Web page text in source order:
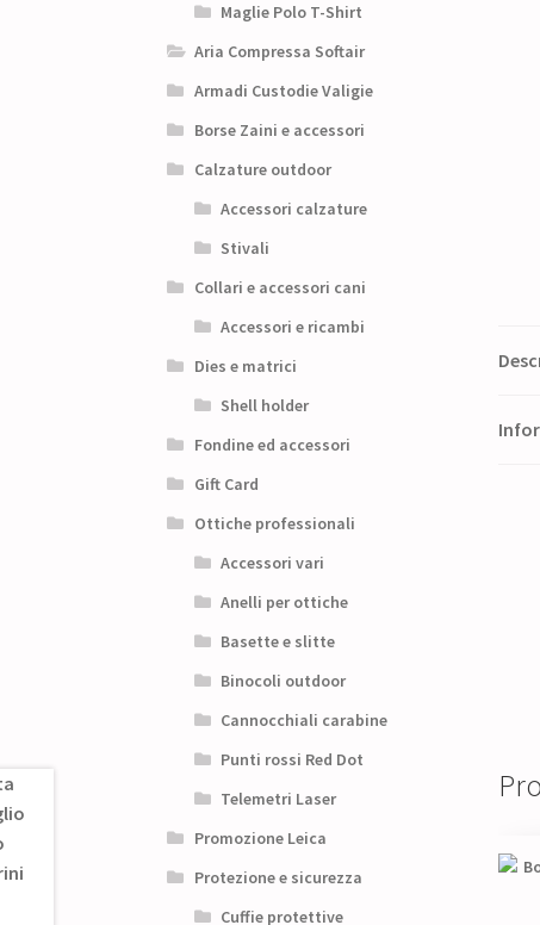
Maglie Polo T-Shirt
Aria Compressa Softair
Armadi Custodie Valigie
Borse Zaini e accessori
Calzature outdoor
Accessori calzature
Stivali
Collari e accessori cani
Accessori e ricambi
Dies e matrici
Shell holder
Fondine ed accessori
Gift Card
Ottiche professionali
Accessori vari
Anelli per ottiche
Basette e slitte
Binocoli outdoor
Cannocchiali carabine
Punti rossi Red Dot
Telemetri Laser
Promozione Leica
Protezione e sicurezza
Cuffie protettive